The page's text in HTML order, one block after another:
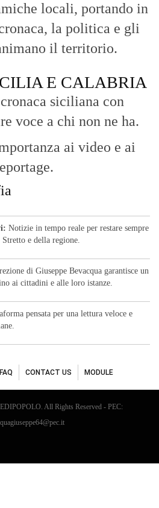
locali, portando in
la politica e gli
il territorio.
E CALABRIA
siciliana con
voce a chi non ne ha.
ai video e ai
Notizie in tempo reale per restare sempre
e della regione.
di Giuseppe Bevacqua garantisce un
ai cittadini e alle loro istanze.
pensata per una lettura veloce e
FAQ CONTACT US MODULE
All Rights Reserved - PEC: